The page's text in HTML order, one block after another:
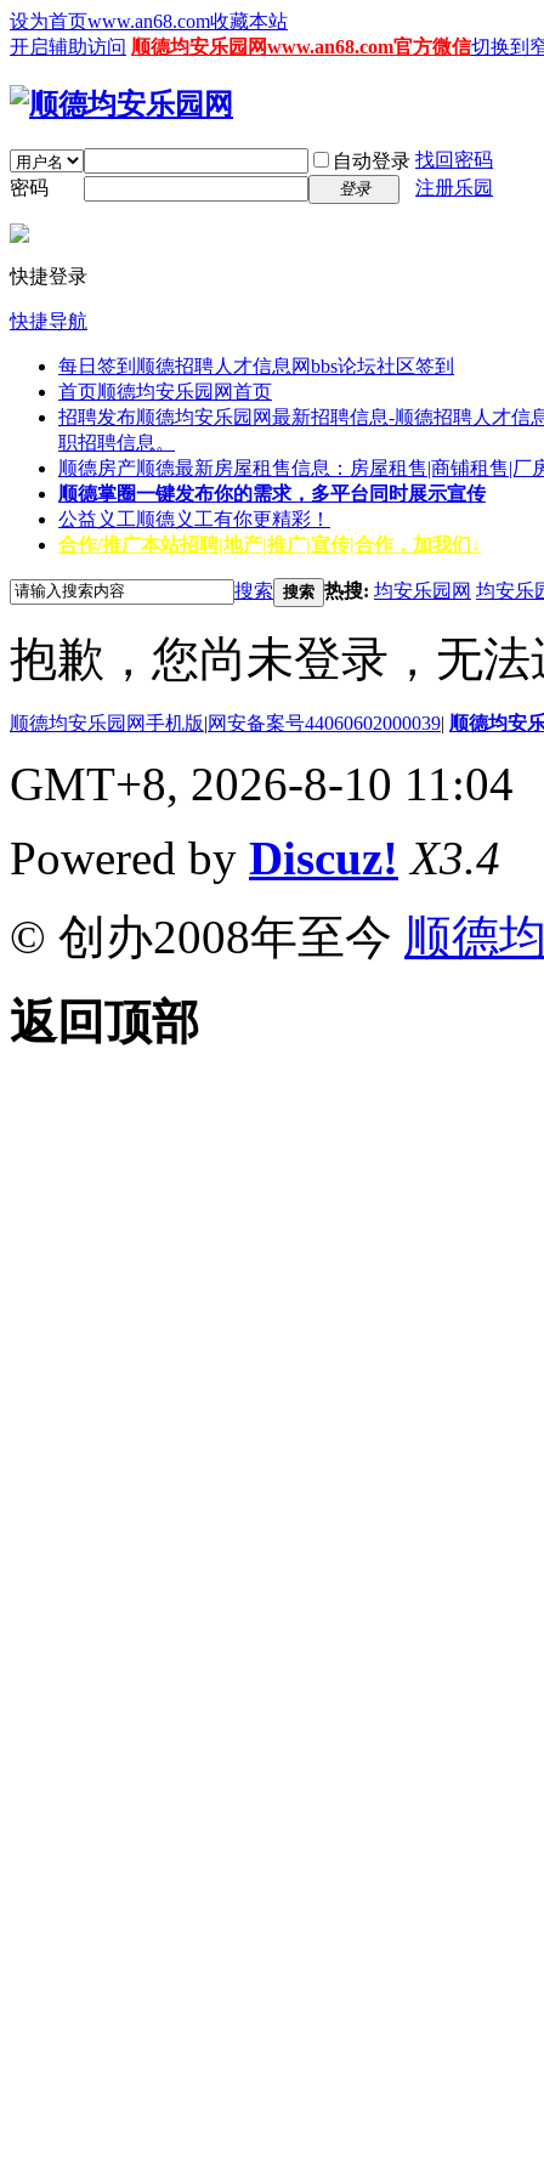
设为首页www.an68.com收藏本站
开启辅助访问 顺德均安乐园网www.an68.com官方微信切换到
自动登录 找回密码
密码
登录 注册乐园
快捷登录
快捷导航
每日签到 顺德招聘人才信息网bbs论坛社区签到
首页顺德均安乐园网首页
招聘发布顺德均安乐园网最新招聘信息-顺德招聘人才信
职招聘信息。
顺德房产顺德最新房屋租售信息：房屋租售|商铺租售|厂
顺德掌圈一键发布你的需求，多平台同时展示宣传
公益义工顺德义工有你更精彩！
合作/推广本站招聘|地产|推广|宣传|合作，加我们↓
搜索 搜索 热搜: 均安乐园网 均安乐
抱歉，您尚未登录，无
顺德均安乐园网手机版|网安备案号44060602000039| 顺德均安
GMT+8, 2026-8-10 11:04
Powered by Discuz! X3.4
© 创办2008年至今 顺德
返回顶部